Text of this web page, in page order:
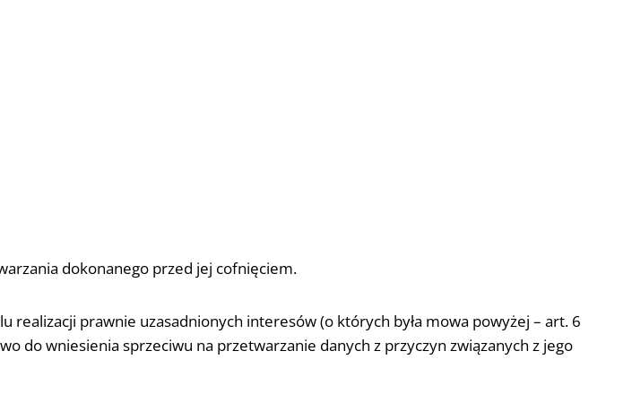
dokonanego przed jej cofnięciem.
prawnie uzasadnionych interesów (o których była mowa powyżej – art. 6
do wniesienia sprzeciwu na przetwarzanie danych z przyczyn związanych z jego